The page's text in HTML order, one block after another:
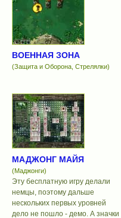
ВОЕННАЯ ЗОНА
(Защита и Оборона, Стрелялки)
МАДЖОНГ МАЙЯ
(Маджонги)
Эту бесплатную игру делали
немцы, поэтому дальше
нескольких первых уровней
дело не пошло - демо. А значки